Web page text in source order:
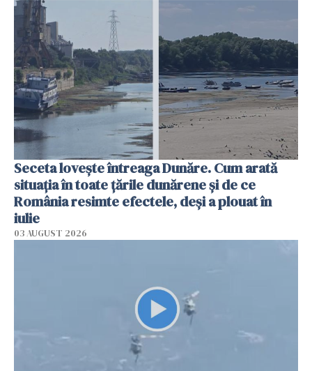
Seceta lovește întreaga Dunăre. Cum arată
situația în toate țările dunărene și de ce
România resimte efectele, deși a plouat în
iulie
03 AUGUST 2026